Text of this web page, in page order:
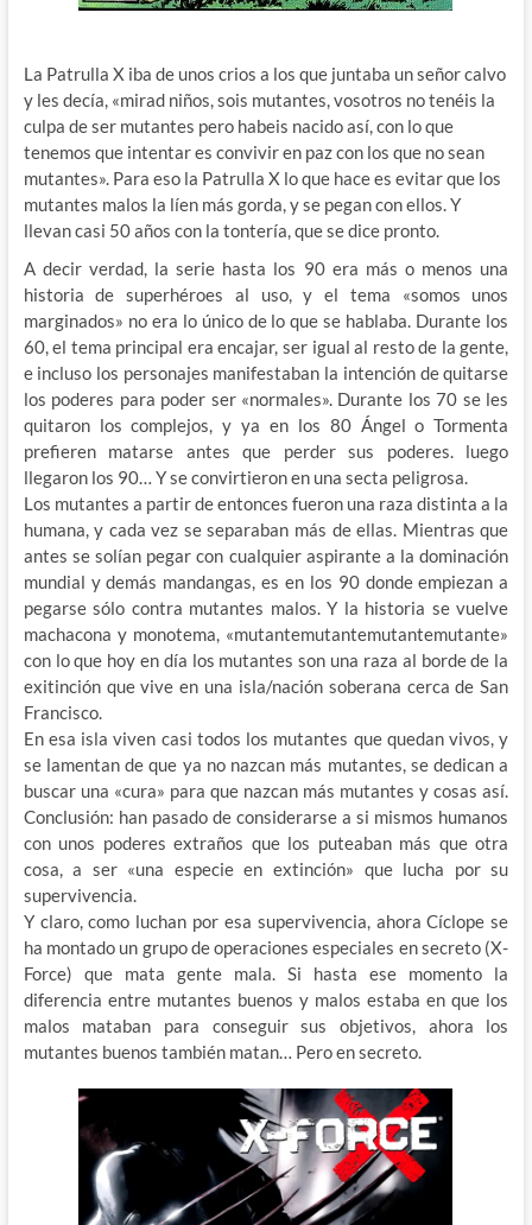
La Patrulla X iba de unos crios a los que juntaba un señor calvo
y les decía, «mirad niños, sois mutantes, vosotros no tenéis la
culpa de ser mutantes pero habeis nacido así, con lo que
tenemos que intentar es convivir en paz con los que no sean
mutantes». Para eso la Patrulla X lo que hace es evitar que los
mutantes malos la líen más gorda, y se pegan con ellos. Y
llevan casi 50 años con la tontería, que se dice pronto.
A decir verdad, la serie hasta los 90 era más o menos una
historia de superhéroes al uso, y el tema «somos unos
marginados» no era lo único de lo que se hablaba. Durante los
60, el tema principal era encajar, ser igual al resto de la gente,
e incluso los personajes manifestaban la intención de quitarse
los poderes para poder ser «normales». Durante los 70 se les
quitaron los complejos, y ya en los 80 Ángel o Tormenta
prefieren matarse antes que perder sus poderes. luego
llegaron los 90… Y se convirtieron en una secta peligrosa.
Los mutantes a partir de entonces fueron una raza distinta a la
humana, y cada vez se separaban más de ellas. Mientras que
antes se solían pegar con cualquier aspirante a la dominación
mundial y demás mandangas, es en los 90 donde empiezan a
pegarse sólo contra mutantes malos. Y la historia se vuelve
machacona y monotema, «mutantemutantemutantemutante»
con lo que hoy en día los mutantes son una raza al borde de la
exitinción que vive en una isla/nación soberana cerca de San
Francisco.
En esa isla viven casi todos los mutantes que quedan vivos, y
se lamentan de que ya no nazcan más mutantes, se dedican a
buscar una «cura» para que nazcan más mutantes y cosas así.
Conclusión: han pasado de considerarse a si mismos humanos
con unos poderes extraños que los puteaban más que otra
cosa, a ser «una especie en extinción» que lucha por su
supervivencia.
Y claro, como luchan por esa supervivencia, ahora Cíclope se
ha montado un grupo de operaciones especiales en secreto (X-
Force) que mata gente mala. Si hasta ese momento la
diferencia entre mutantes buenos y malos estaba en que los
malos mataban para conseguir sus objetivos, ahora los
mutantes buenos también matan… Pero en secreto.